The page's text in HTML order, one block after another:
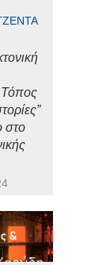
Τόπος
στο